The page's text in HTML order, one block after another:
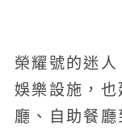
榮耀號的迷
娛樂設施，
廳、自助餐